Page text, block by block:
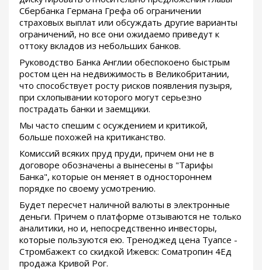
Сбербанка Германа Грефа об ограничении
страховых выплат или обсуждать другие варианты
ограничений, но все они ожидаемо приведут к
оттоку вкладов из небольших банков.
Руководство Банка Англии обеспокоено быстрым
ростом цен на недвижимость в Великобритании,
что способствует росту рисков появления пузыря,
при схлопывании которого могут серьезно
пострадать банки и заемщики.
Мы часто спешим с осуждением и критикой,
больше похожей на критиканство.
Комиссий всяких пруд пруди, причем они не в
договоре обозначены а вынесены в "Тарифы
Банка", которые он меняет в одностороннем
порядке по своему усмотрению.
Будет пересчет наличной валюты в электронные
деньги. Причем о платформе отзываются не только
аналитики, но и, непосредственно инвесторы,
которые пользуются ею. Треноджед цена Туапсе -
Стромбажект со скидкой Ижевск: Cоматропин 4Ед
продажа Кривой Рог.